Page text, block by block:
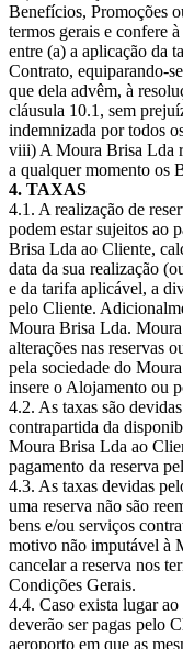
Benefícios, Promoções
termos gerais e confere
entre (a) a aplicação da
Contrato, equiparando-
que dela advêm, à
cláusula 10.1, sem
indemnizada por todos
viii) A Moura Brisa Lda
a qualquer momento os
4. TAXAS
4.1. A realização de
podem estar sujeitos ao
Brisa Lda ao Cliente,
data da sua realização
e da tarifa aplicável, a
pelo Cliente.
Moura Brisa Lda.
alterações nas reservas
pela sociedade do
insere o Alojamento ou
4.2. As taxas são
contrapartida da
Moura Brisa Lda ao
pagamento da reserva
4.3. As taxas devidas
uma reserva não são
bens e/ou serviços
motivo não imputável à
cancelar a reserva nos
Condições Gerais.
4.4. Caso exista lugar ao
deverão ser pagas pelo
aeroporto em que as